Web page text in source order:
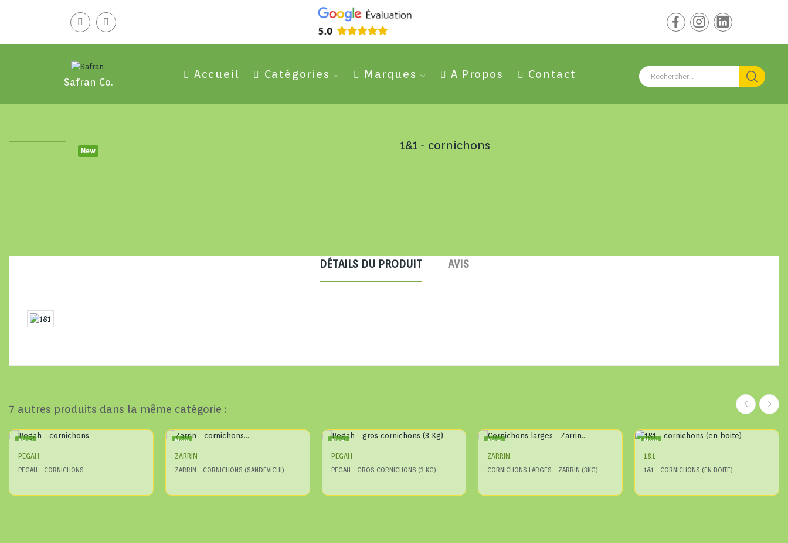
Safran Co.
Accueil Catégories Marques A Propos Contact
New 1&1 - cornichons
DÉTAILS DU PRODUIT AVIS
7 autres produits dans la même catégorie :
New
PEGAH
PEGAH - CORNICHONS
New
ZARRIN
ZARRIN - CORNICHONS (SANDEVICHI)
New
PEGAH
PEGAH - GROS CORNICHONS (3 KG)
New
ZARRIN
CORNICHONS LARGES - ZARRIN (3KG)
New
1&1
1&1 - CORNICHONS (EN BOITE)